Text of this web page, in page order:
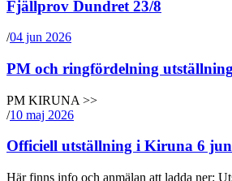
Fjällprov Dundret 23/8
/04 jun 2026
PM och ringfördelning
PM KIRUNA >>
/10 maj 2026
Officiell utställning i Kiruna 6
Här finns info och anmälan att ladda ner: